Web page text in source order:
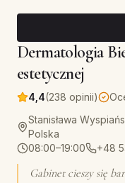
Dermatologia
estetycznej
4,4(238 opinii)
Stanisława
Polska
08:00–19:00
+48
Gabinet cieszy się